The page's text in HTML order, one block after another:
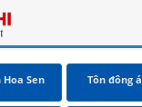
Hoa Sen Tôn đông á